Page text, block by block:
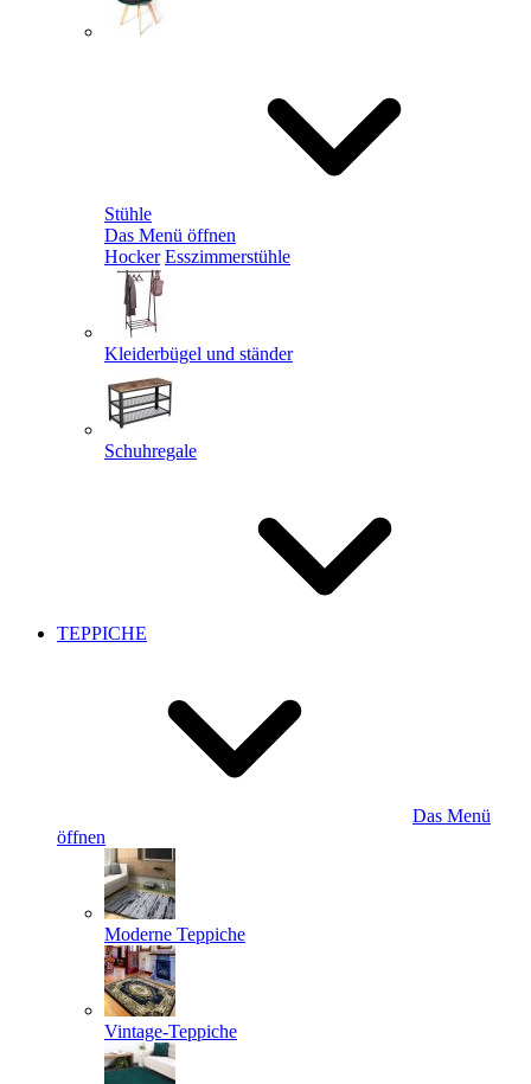
Stühle
Das Menü öffnen
Hocker Esszimmerstühle
Kleiderbügel und ständer
Schuhregale
TEPPICHE
Das Menü
öffnen
Moderne Teppiche
Vintage-Teppiche